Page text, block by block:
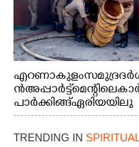
എറണാകുളം സമുദ്ര
ൻ അപ്പാർട്ട്മെന്റിലെ
പാർക്കിങ്ങ് ഏരിയയിലു
ണ്ടായ തീപിടിത്തം അണ
യ്ക്കാൻ ശ്രമിക്കുന്ന ഫയർ
ഫോഴ്സ് ഉദ്യോഗസ്ഥർ
TRENDING IN